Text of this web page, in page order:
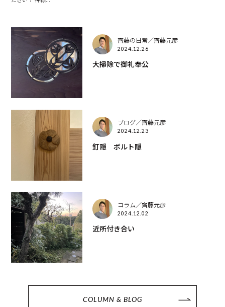
齊藤の日常／齊藤元彦
2024.12.26
大掃除で御礼奉公
ブログ／齊藤元彦
2024.12.23
釘隠 ボルト隠
コラム／齊藤元彦
2024.12.02
近所付き合い
COLUMN & BLOG